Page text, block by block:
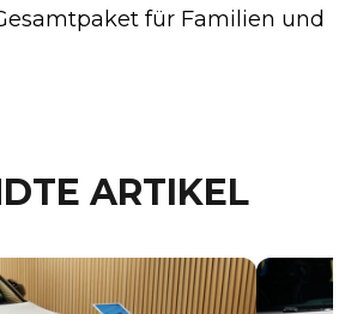
für Familien und
ARTIKEL